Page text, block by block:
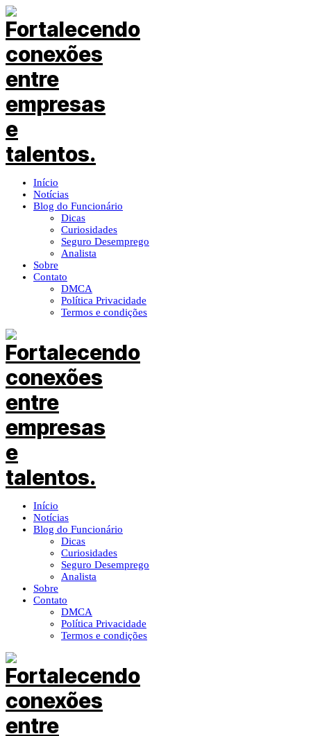
Início
Notícias
Blog do Funcionário
Dicas
Curiosidades
Seguro Desemprego
Analista
Sobre
Contato
DMCA
Política Privacidade
Termos e condições
Início
Notícias
Blog do Funcionário
Dicas
Curiosidades
Seguro Desemprego
Analista
Sobre
Contato
DMCA
Política Privacidade
Termos e condições